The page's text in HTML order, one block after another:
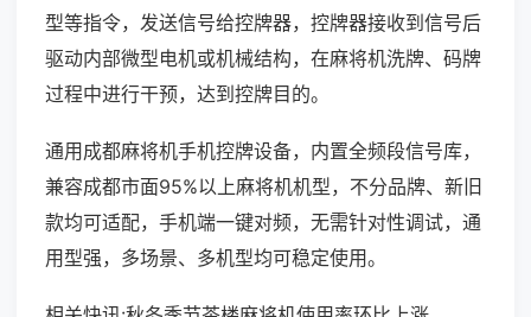
型等指令，发送信号给控牌器，控牌器接收到信号后
驱动内部微型电机或机械结构，在麻将机洗牌、码牌
过程中进行干预，达到控牌目的。
通用成都麻将机手机控牌设备，内置全频段信号库，
兼容成都市面95%以上麻将机机型，不分品牌、新旧
款均可适配，手机端一键对频，无需针对性调试，通
用型强，多场景、多机型均可稳定使用。